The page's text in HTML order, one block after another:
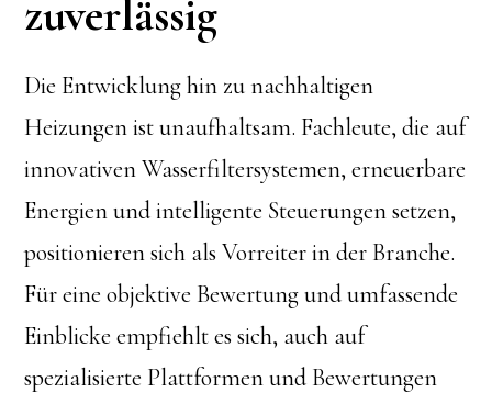
zuverlässig
Die Entwicklung hin zu nachhaltigen
Heizungen ist unaufhaltsam. Fachleute, die auf
innovativen Wasserfiltersystemen, erneuerbare
Energien und intelligente Steuerungen setzen,
positionieren sich als Vorreiter in der Branche.
Für eine objektive Bewertung und umfassende
Einblicke empfiehlt es sich, auch auf
spezialisierte Plattformen und Bewertungen